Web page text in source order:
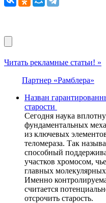
Читать рекламные статьи! »
Партнер «Рамблера»
Назван
старости
Сегодня наука
фундаментальных
из ключевых
теломераза. Так
способный
участков хромосом,
главных
Именно
считается
отсрочить старость.